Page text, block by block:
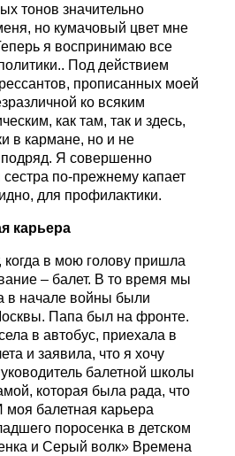
тонов значительно
но кумачовый цвет мне
я воспринимаю все
Под действием
прописанных моей
ко всяким
как там, так и здесь,
в кармане, но и не
Я совершенно
по-прежнему капает
для профилактики.
карьера
в мою голову пришла
– балет. В то время мы
в начале войны были
Папа был на фронте.
в автобус, приехала в
и заявила, что я хочу
балетной школы
которая была рада, что
моя балетная карьера
поросенка в детском
и Серый волк» Времена